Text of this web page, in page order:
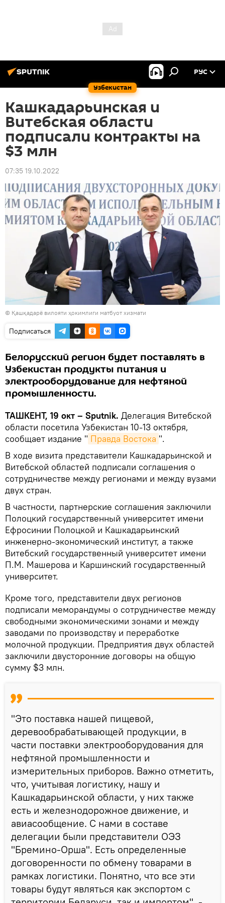
Узбекистан
РУС
Кашкадарьинская и
Витебская области
подписали контракты на
$3 млн
07:35 19.10.2022
© Қашқадарё вилояти ҳокимлиги матбуот хизмати
Подписаться
Белорусский регион будет поставлять в
Узбекистан продукты питания и
электрооборудование для нефтяной
промышленности.
ТАШКЕНТ, 19 окт – Sputnik. Делегация Витебской
области посетила Узбекистан 10-13 октября,
сообщает издание " Правда Востока ".
В ходе визита представители Кашкадарьинской и
Витебской областей подписали соглашения о
сотрудничестве между регионами и между вузами
двух стран.
В частности, партнерские соглашения заключили
Полоцкий государственный университет имени
Ефросинии Полоцкой и Кашкадарьинский
инженерно-экономический институт, а также
Витебский государственный университет имени
П.М. Машерова и Каршинский государственный
университет.
Кроме того, представители двух регионов
подписали меморандумы о сотрудничестве между
свободными экономическими зонами и между
заводами по производству и переработке
молочной продукции. Предприятия двух областей
заключили двусторонние договоры на общую
сумму $3 млн.
"Это поставка нашей пищевой,
деревообрабатывающей продукции, в
части поставки электрооборудования для
нефтяной промышленности и
измерительных приборов. Важно отметить,
что, учитывая логистику, нашу и
Кашкадарьинской области, у них также
есть и железнодорожное движение, и
авиасообщение. С нами в составе
делегации были представители ОЭЗ
"Бремино-Орша". Есть определенные
договоренности по обмену товарами в
рамках логистики. Понятно, что все эти
товары будут являться как экспортом с